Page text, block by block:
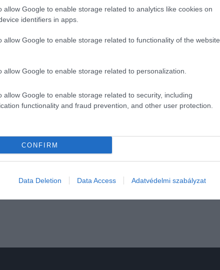
allow Google to enable storage related to analytics like cookies on
identifiers in apps.
allow Google to enable storage related to functionality of the website
allow Google to enable storage related to personalization.
allow Google to enable storage related to security, including
functionality and fraud prevention, and other user protection.
CONFIRM
Data Deletion Data Access Adatvédelmi szabályzat
szerint ez azt jelenti, hogy
hiába adnak fel hónapról
el a lakások, mint ahogy újak megjelennek.
intenzív növekedése miatt nagyobb eséllyel és